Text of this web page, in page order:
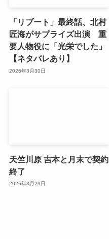
「リブート」最終話、北村
匠海がサプライズ出演 重
要人物役に「光栄でした」
【ネタバレあり】
2026年3月30日
天竺川原 吉本と月末で契約
終了
2026年3月29日